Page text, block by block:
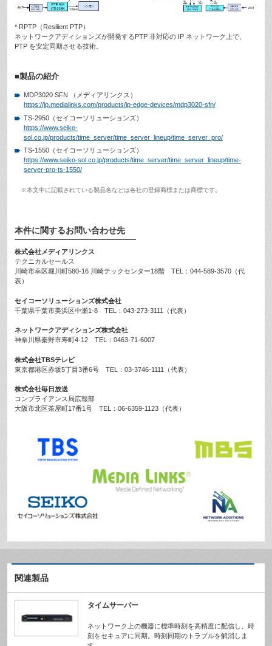
* RPTP（Resilient PTP）
ネットワークアディションズが開発するPTP 非対応の IP ネットワーク上で、
PTP を安定同期させる技術。
■製品の紹介
MDP3020 SFN （メディアリンクス）
https://jp.medialinks.com/products/ip-edge-devices/mdp3020-sfn/
TS-2950（セイコーソリューションズ）
https://www.seiko-
sol.co.jp/products/time_server/time_server_lineup/time_server_pro/
TS-1550（セイコーソリューションズ）
https://www.seiko-sol.co.jp/products/time_server/time_server_lineup/time-
server-pro-ts-1550/
※本文中に記載されている製品名などは各社の登録商標または商標です。
本件に関するお問い合わせ先
株式会社メディアリンクス
テクニカルセールス
川崎市幸区堀川町580-16 川崎テックセンター18階 TEL：044-589-3570（代
表）
セイコーソリューションズ株式会社
千葉県千葉市美浜区中瀬1-8 TEL：043-273-3111（代表）
ネットワークアディションズ株式会社
神奈川県秦野市寿町4-12 TEL：0463-71-6007
株式会社TBSテレビ
東京都港区赤坂5丁目3番6号 TEL：03-3746-1111（代表）
株式会社毎日放送
コンプライアンス局広報部
大阪市北区茶屋町17番1号 TEL：06-6359-1123（代表）
関連製品
タイムサーバー
ネットワーク上の機器に標準時刻を高精度に配信し、時
刻をセキュアに同期。時刻同期のトラブルを解消しま